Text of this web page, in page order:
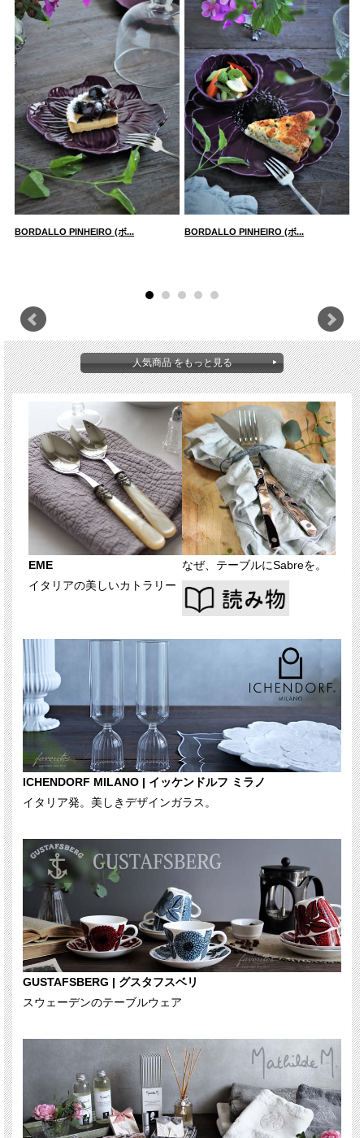
BORDALLO PINHEIRO (ボ... BORDALLO PINHEIRO (ボ...
人気商品 をもっと見る
EME
イタリアの美しいカトラリー
なぜ、テーブルにSabreを。
ICHENDORF MILANO | イッケンドルフ ミラノ
イタリア発。美しきデザインガラス。
GUSTAFSBERG | グスタフスベリ
スウェーデンのテーブルウェア